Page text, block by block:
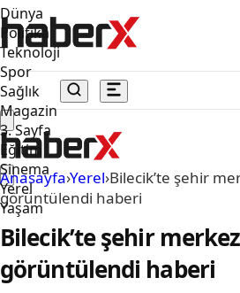
Dünya
Politika
Teknoloji
Spor
Sağlık
Magazin
3. Sayfa
Eğitim
Sinema
Yerel
Yaşam
Anasayfa›Yerel›Bilecik’te şehir
görüntülendi haberi
Bilecik’te şehir
görüntülendi haberi